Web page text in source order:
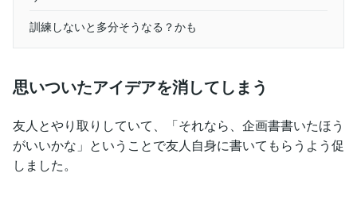
訓練しないと多分そうなる？かも
思いついたアイデアを消してしまう
友人とやり取りしていて、「それなら、企画書書いたほう
がいいかな」ということで友人自身に書いてもらうよう促
しました。